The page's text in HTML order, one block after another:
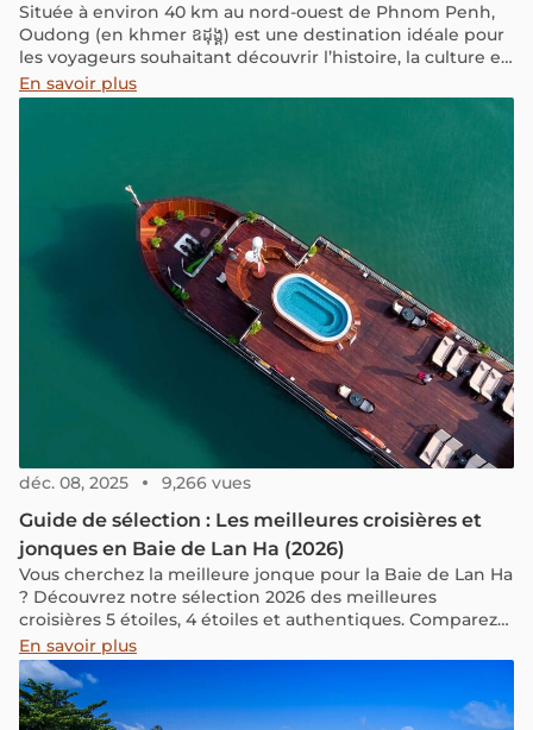
Située à environ 40 km au nord-ouest de Phnom Penh,
Oudong (en khmer ឧដុង្គ) est une destination idéale pour
les voyageurs souhaitant découvrir l’histoire, la culture et
la spiritualité du Cambodge hors des sentiers battus.
En savoir plus
déc. 08, 2025 9,266 vues
Guide de sélection : Les meilleures croisières et
jonques en Baie de Lan Ha (2026)
Vous cherchez la meilleure jonque pour la Baie de Lan Ha
? Découvrez notre sélection 2026 des meilleures
croisières 5 étoiles, 4 étoiles et authentiques. Comparez
et choisissez.
En savoir plus